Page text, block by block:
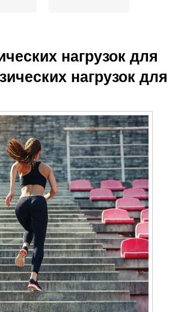
нагрузок для
нагрузок для